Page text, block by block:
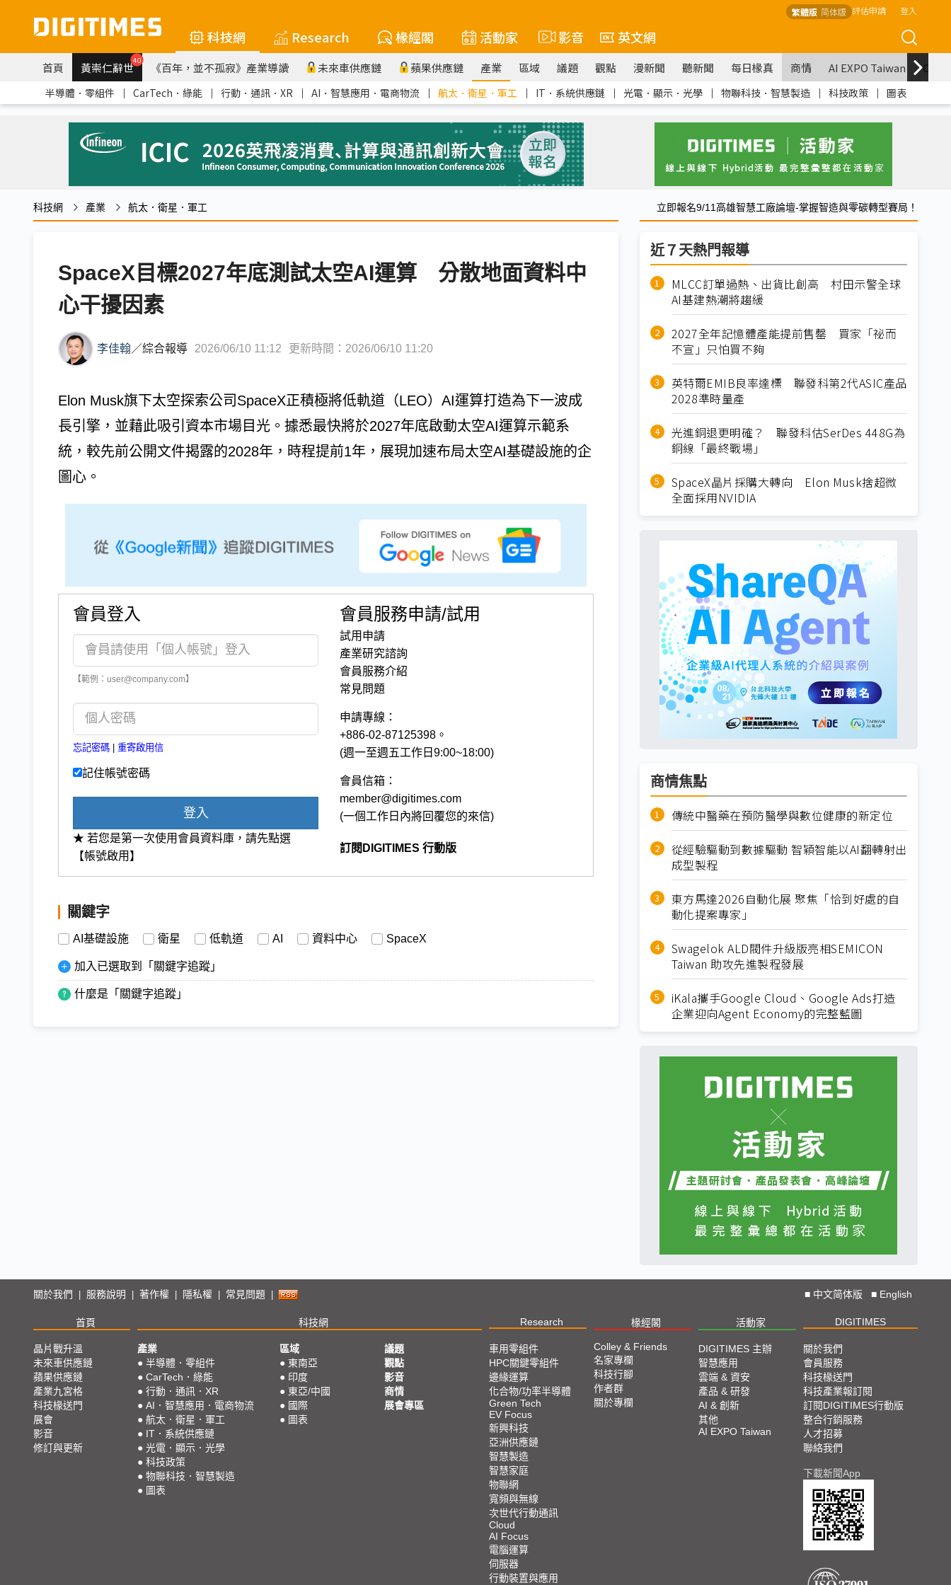
繁體版 简体版 評估申請 登入
科技網 Research 椽經閣 活動家 影音 英文網
首頁 黃崇仁辭世40 《百年，並不孤寂》產業導讀 未來車供應鏈 蘋果供應鏈 產業 區域 議題 觀點 漫新聞 聽新聞 每日椽真 商情 AI EXPO Taiwan
半導體．零組件 ｜ CarTech．綠能 ｜ 行動．通訊．XR ｜ AI．智慧應用．電商物流 ｜ 航太．衛星．軍工 ｜ IT．系統供應鏈 ｜ 光電．顯示．光學 ｜ 物聯科技．智慧製造 ｜ 科技政策 ｜ 圖表
科技網 產業 航太．衛星．軍工 立即報名9/11高雄智慧工廠論壇-掌握智造與零碳轉型賽局！
SpaceX目標2027年底測試太空AI運算 分散地面資料中
心干擾因素
李佳翰／綜合報導 2026/06/10 11:12 更新時間：2026/06/10 11:20
Elon Musk旗下太空探索公司SpaceX正積極將低軌道（LEO）AI運算打造為下一波成
長引擎，並藉此吸引資本市場目光。據悉最快將於2027年底啟動太空AI運算示範系
統，較先前公開文件揭露的2028年，時程提前1年，展現加速布局太空AI基礎設施的企
圖心。
會員登入
【範例：user@company.com】
忘記密碼 重寄啟用信
記住帳號密碼
登入
★ 若您是第一次使用會員資料庫，請先點選
【帳號啟用】
會員服務申請/試用
試用申請
產業研究諮詢
會員服務介紹
常見問題
申請專線：
+886-02-87125398。
(週一至週五工作日9:00~18:00)
會員信箱：
member@digitimes.com
(一個工作日內將回覆您的來信)
訂閱DIGITIMES 行動版
關鍵字
AI基礎設施 衛星 低軌道 AI 資料中心 SpaceX
加入已選取到「關鍵字追蹤」
什麼是「關鍵字追蹤」
近７天熱門報導
MLCC訂單過熱、出貨比創高 村田示警全球
AI基建熱潮將趨緩
2027全年記憶體產能提前售罄 買家「祕而
不宣」只怕買不夠
英特爾EMIB良率達標 聯發科第2代ASIC產品
2028準時量產
光進銅退更明確？ 聯發科估SerDes 448G為
銅線「最終戰場」
SpaceX晶片採購大轉向 Elon Musk捨超微
全面採用NVIDIA
商情焦點
傳統中醫藥在預防醫學與數位健康的新定位
從經驗驅動到數據驅動 智穎智能以AI翻轉射出
成型製程
東方馬達2026自動化展 聚焦「恰到好處的自
動化提案專家」
Swagelok ALD閥件升級版亮相SEMICON
Taiwan 助攻先進製程發展
iKala攜手Google Cloud、Google Ads打造
企業迎向Agent Economy的完整藍圖
關於我們 服務說明 著作權 隱私權 常見問題 ■ 中文简体版 ■ English
首頁 科技網 Research 椽經閣 活動家 DIGITIMES
晶片戰升溫
未來車供應鏈
蘋果供應鏈
產業九宮格
科技椽送門
展會
影音
修訂與更新
產業
● 半導體．零組件
● CarTech．綠能
● 行動．通訊．XR
● AI．智慧應用．電商物流
● 航太．衛星．軍工
● IT．系統供應鏈
● 光電．顯示．光學
● 科技政策
● 物聯科技．智慧製造
● 圖表
區域
● 東南亞
● 印度
● 東亞/中國
● 國際
● 圖表
議題
觀點
影音
商情
展會專區
車用零組件
HPC關鍵零組件
邊緣運算
化合物/功率半導體
Green Tech
EV Focus
新興科技
亞洲供應鏈
智慧製造
智慧家庭
物聯網
寬頻與無線
次世代行動通訊
Cloud
AI Focus
電腦運算
伺服器
行動裝置與應用
Colley & Friends
名家專欄
科技行腳
作者群
關於專欄
DIGITIMES 主辦
智慧應用
雲端 & 資安
產品 & 研發
AI & 創新
其他
AI EXPO Taiwan
關於我們
會員服務
科技椽送門
科技產業報訂閱
訂閱DIGITIMES行動版
整合行銷服務
人才招募
聯絡我們
下載新聞App